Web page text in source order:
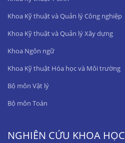
Khoa Kỹ thuật và Quản lý Công nghiệp
Khoa Kỹ thuật và Quản lý Xây dựng
Khoa Ngôn ngữ
Khoa Kỹ thuật Hóa học và Môi trường
Bộ môn Vật lý
Bộ môn Toán
NGHIÊN CỨU KHOA HỌC